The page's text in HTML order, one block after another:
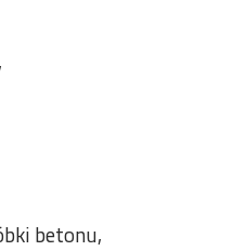
betonu,